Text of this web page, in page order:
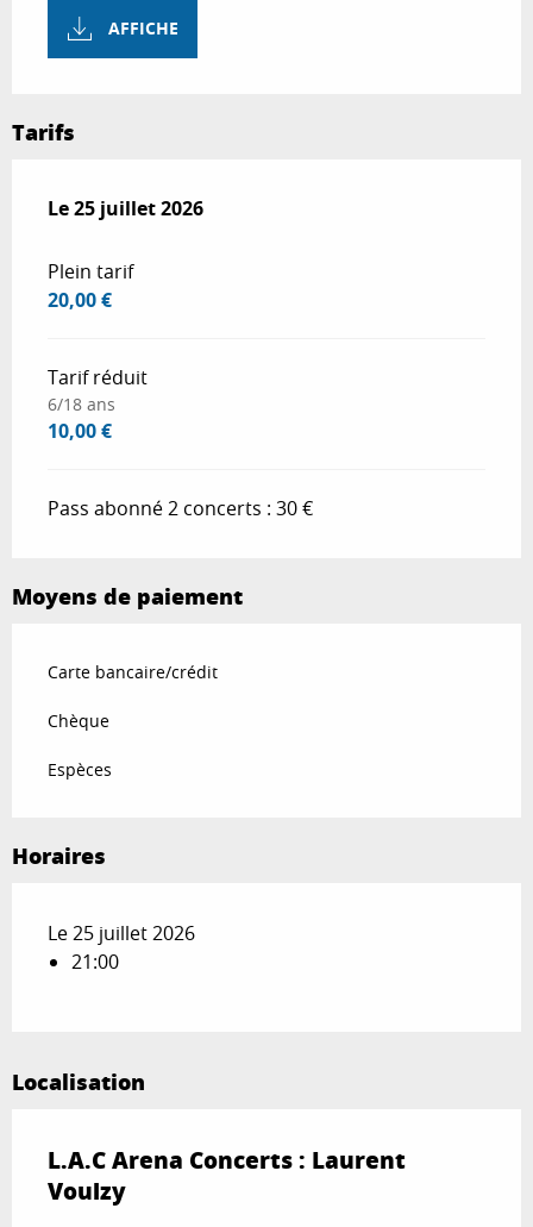
AFFICHE
Tarifs
Le25 juillet 2026
Le25 juillet 2026
Plein tarif
20,00 €
Tarif réduit
6/18 ans
10,00 €
Pass abonné 2 concerts : 30 €
Moyens de paiement
Carte bancaire/crédit
Chèque
Espèces
Horaires
Le 25 juillet 2026
21:00
Localisation
L.A.C Arena Concerts : Laurent
Voulzy